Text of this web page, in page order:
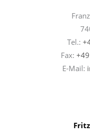
Tel.:
Fax:
E-Mail: